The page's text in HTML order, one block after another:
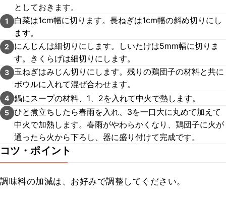
としておきます。
1
白菜は1cm幅に切ります。長ねぎは1cm幅の斜め切りにし
ます。
2
にんじんは細切りにします。しいたけは5mm幅に切りま
す。きくらげは細切りにします。
3
玉ねぎはみじん切りにします。残りの鶏団子の材料と共に
ボウルに入れて混ぜ合わせます。
4 鍋にスープの材料、1、2を入れて中火で熱します。
5 ひと煮立ちしたら春雨を入れ、3を一口大に丸めて加えて
中火で加熱します。春雨がやわらかくなり、鶏団子に火が
通ったら火から下ろし、器に盛り付けて完成です。
コツ・ポイント
調味料の加減は、お好みで調整してください。